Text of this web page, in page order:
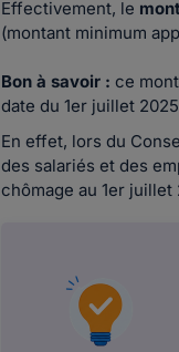
Effectivement, le
(montant minimum
Bon à savoir : ce
date du 1er juillet
En effet, lors du
des salariés et des
chômage au 1er